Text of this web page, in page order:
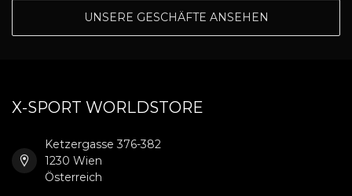
UNSERE GESCHÄFTE ANSEHEN
X-SPORT WORLDSTORE
Ketzergasse 376-382
1230 Wien
Österreich